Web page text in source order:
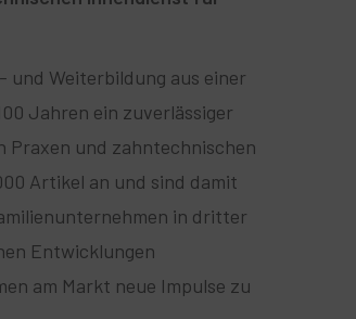
und Weiterbildung aus einer
Jahren ein zuverlässiger
Praxen und zahntechnischen
Artikel an und sind damit
in dritter
Entwicklungen
am Markt neue Impulse zu